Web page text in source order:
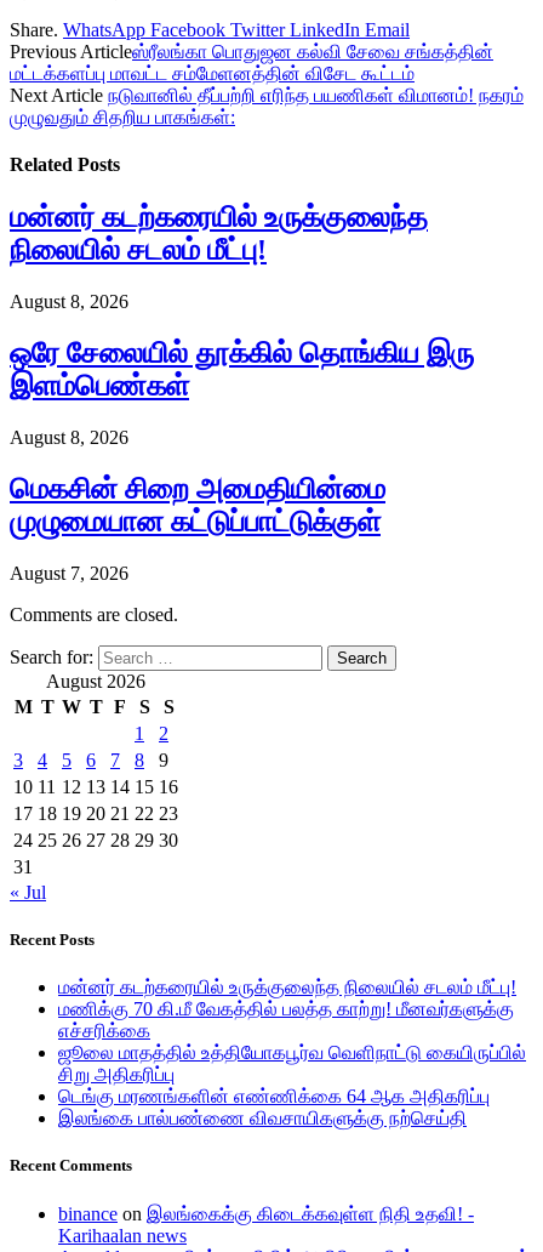
Share. WhatsApp Facebook Twitter LinkedIn Email
Previous Articleஸ்ரீலங்கா பொதுஜன கல்வி சேவை சங்கத்தின்
மட்டக்களப்பு மாவட்ட சம்மேளனத்தின் விசேட கூட்டம்
Next Article நடுவானில் தீப்பற்றி எரிந்த பயணிகள் விமானம்! நகரம்
முழுவதும் சிதறிய பாகங்கள்:
Related Posts
மன்னர் கடற்கரையில் உருக்குலைந்த
நிலையில் சடலம் மீட்பு!
August 8, 2026
ஒரே சேலையில் தூக்கில் தொங்கிய இரு
இளம்பெண்கள்
August 8, 2026
மெகசின் சிறை அமைதியின்மை
முழுமையான கட்டுப்பாட்டுக்குள்
August 7, 2026
Comments are closed.
Search for:
August 2026
M T W T F S
S
1
2
3
4 5 6 7 8
9
10 11 12 13 14 15 16
17 18 19 20 21 22 23
24 25 26 27 28 29 30
31
« Jul
Recent Posts
மன்னர் கடற்கரையில் உருக்குலைந்த நிலையில் சடலம் மீட்பு!
மணிக்கு 70 கி.மீ வேகத்தில் பலத்த காற்று! மீனவர்களுக்கு
எச்சரிக்கை
ஜூலை மாதத்தில் உத்தியோகபூர்வ வெளிநாட்டு கையிருப்பில்
சிறு அதிகரிப்பு
டெங்கு மரணங்களின் எண்ணிக்கை 64 ஆக அதிகரிப்பு
இலங்கை பால்பண்ணை விவசாயிகளுக்கு நற்செய்தி
Recent Comments
binance on இலங்கைக்கு கிடைக்கவுள்ள நிதி உதவி! -
Karihaalan news